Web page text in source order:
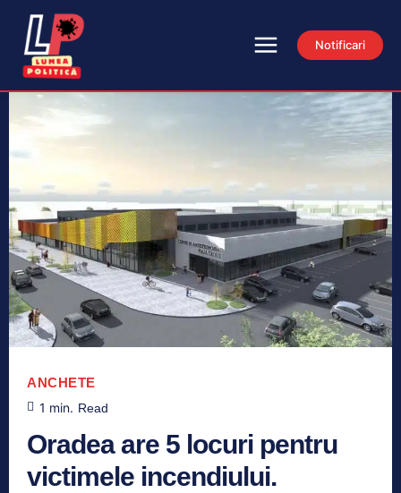
Notificari
ANCHETE
1 min. Read
Oradea are 5 locuri pentru
victimele incendiului.